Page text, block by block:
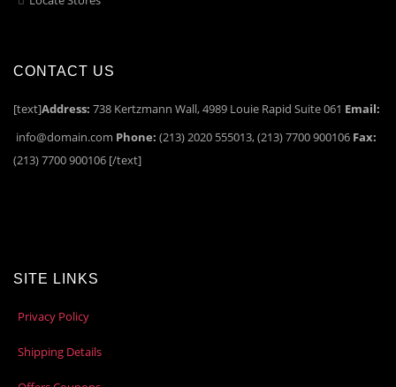
CONTACT US
[text]Address: 738 Kertzmann Wall, 4989 Louie Rapid Suite 061 Email:
info@domain.com Phone: (213) 2020 555013, (213) 7700 900106 Fax:
(213) 7700 900106 [/text]
SITE LINKS
Privacy Policy
Shipping Details